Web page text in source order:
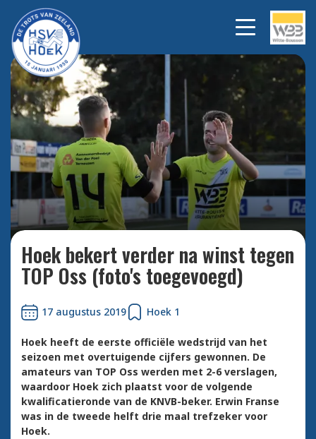
Bekijk alle foto's
Hoek bekert verder na winst tegen
TOP Oss (foto's toegevoegd)
17 augustus 2019 Hoek 1
Hoek heeft de eerste officiële wedstrijd van het
seizoen met overtuigende cijfers gewonnen. De
amateurs van TOP Oss werden met 2-6 verslagen,
waardoor Hoek zich plaatst voor de volgende
kwalificatieronde van de KNVB-beker. Erwin Franse
was in de tweede helft drie maal trefzeker voor
Hoek.